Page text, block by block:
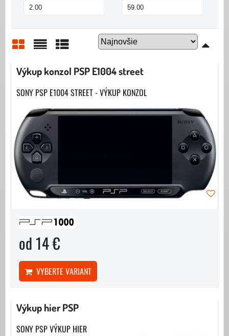
MriežkaZoznam Tabuľka
Výkup konzol PSP E1004 street
SONY PSP E1004 STREET - VÝKUP KONZOL
od 14 €
VYBERTE VARIANT
Výkup hier PSP
SONY PSP VÝKUP HIER